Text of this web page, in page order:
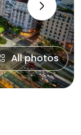
›
All photos